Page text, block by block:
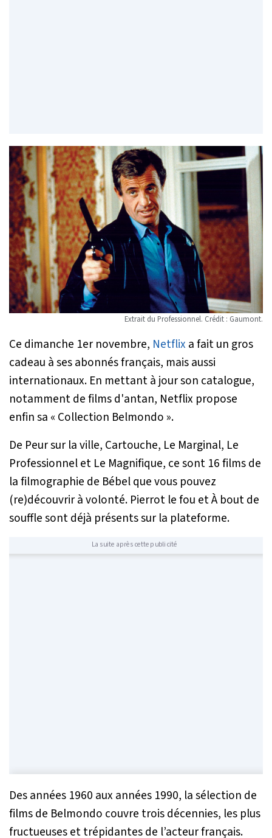
Extrait du Professionnel. Crédit : Gaumont.
Ce dimanche 1er novembre, Netflix a fait un gros
cadeau à ses abonnés français, mais aussi
internationaux. En mettant à jour son catalogue,
notamment de films d'antan, Netflix propose
enfin sa « Collection Belmondo ».
De Peur sur la ville, Cartouche, Le Marginal, Le
Professionnelet Le Magnifique, ce sont 16 films de
la filmographie de Bébel que vous pouvez
(re)découvrir à volonté. Pierrot le fou etÀ bout de
soufflesont déjà présents sur la plateforme.
La suite après cette publicité
Des années 1960 aux années 1990, la sélection de
films de Belmondo couvre trois décennies, les plus
fructueuses et trépidantes de l’acteur français.